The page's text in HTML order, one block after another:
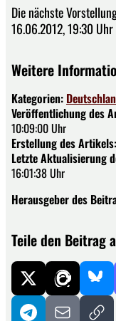
Die nächste
16.06.2012, 19:30 Uhr
Weitere
Kategorien:
Veröffentlichung des
10:09:00 Uhr
Erstellung des Artikels:
Letzte Aktualisierung
16:01:38 Uhr
Herausgeber des
Teile den Beitrag